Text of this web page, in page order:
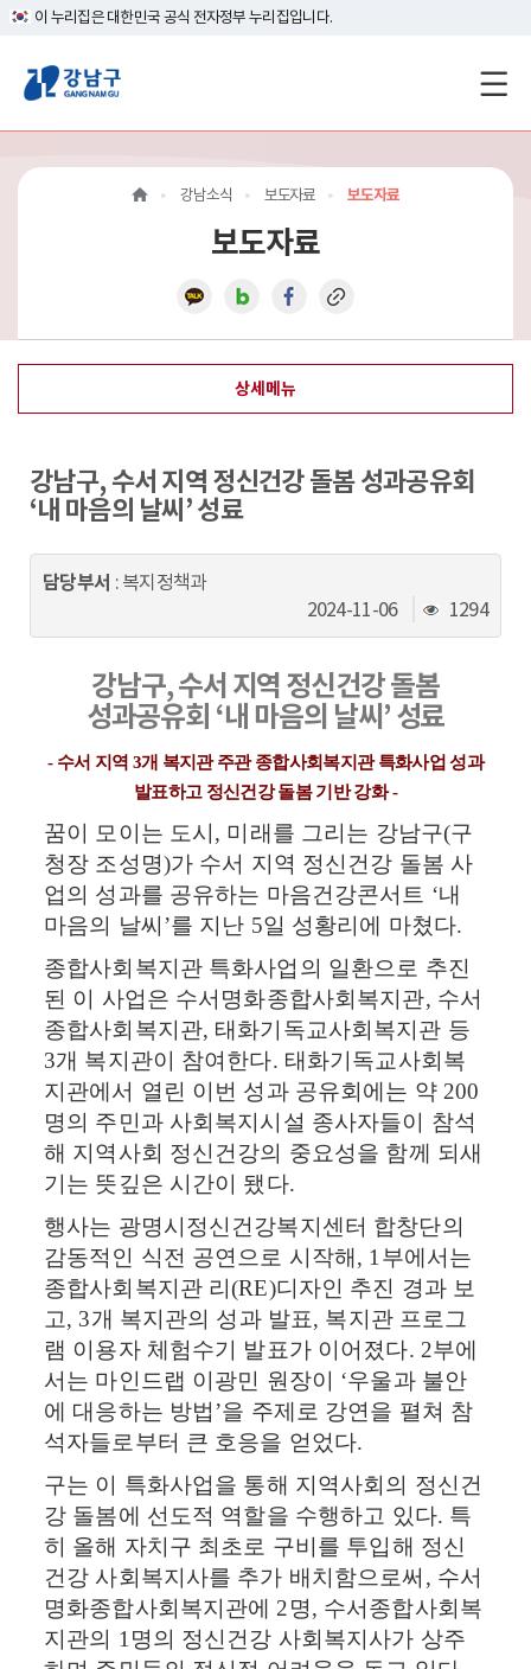
이 누리집은 대한민국 공식 전자정부 누리집입니다.
강
남
구
지
메
인
이
동
강남소식 보도자료 보도자료
보도자료
상세메뉴
강남구, 수서 지역 정신건강 돌봄 성과공유회
‘내 마음의 날씨’ 성료
담당부서 : 복지정책과
2024-11-06
조
회
1294
강남구,수서 지역 정신건강 돌봄
성과공유회 ‘내 마음의 날씨 ’성료
- 수서 지역 3개 복지관 주관 종합사회복지관 특화사업 성과
발표하고 정신건강 돌봄 기반 강화-
꿈이 모이는 도시 , 미래를 그리는 강남구(구
청장 조성명)가 수서 지역 정신건강 돌봄 사
업의 성과를 공유하는 마음건강콘서트 ‘내
마음의 날씨 ’를 지난 5일 성황리에 마쳤다.
종합사회복지관 특화사업의 일환으로 추진
된 이 사업은 수서명화종합사회복지관, 수서
종합사회복지관, 태화기독교사회복지관 등
3개 복지관이 참여한다. 태화기독교사회복
지관에서 열린 이번 성과 공유회에는 약 200
명의 주민과 사회복지시설 종사자들이 참석
해 지역사회 정신건강의 중요성을 함께 되새
기는 뜻깊은 시간이 됐다.
행사는 광명시정신건강복지센터 합창단의
감동적인 식전 공연으로 시작해 , 1 부에서는
종합사회복지관 리(RE)디자인 추진 경과 보
고, 3개 복지관의 성과 발표, 복지관 프로그
램 이용자 체험수기 발표가 이어졌다. 2부에
서는 마인드랩 이광민 원장이 ‘우울과 불안
에 대응하는 방법’을 주제로 강연을 펼쳐 참
석자들로부터 큰 호응을 얻었다.
구는 이 특화사업을 통해 지역사회의 정신건
강 돌봄에 선도적 역할을 수행하고 있다. 특
히 올해 자치구 최초로 구비를 투입해 정신
건강 사회복지사를 추가 배치함으로써 , 수서
명화종합사회복지관에 2명, 수서종합사회복
지관의 1 명의 정신건강 사회복지사가 상주